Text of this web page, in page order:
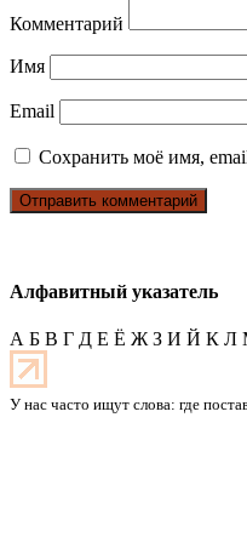
Комментарий
Имя
Email
Сохранить моё имя,
Алфавитный указатель
А Б В Г Д Е Ё Ж З И Й К Л
У нас часто ищут слова: где